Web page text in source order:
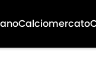
Calciomercato